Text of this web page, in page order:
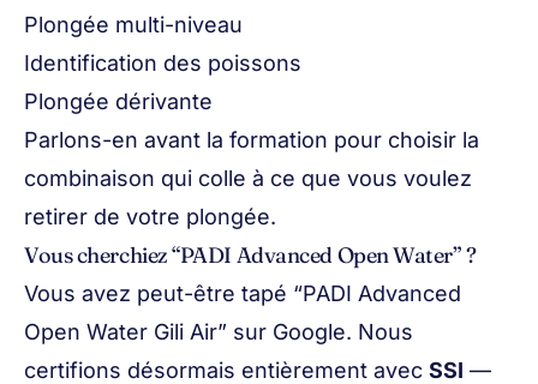
Plongée multi-niveau
Identification des poissons
Plongée dérivante
Parlons-en avant la formation pour choisir la
combinaison qui colle à ce que vous voulez
retirer de votre plongée.
Vous cherchiez “PADI Advanced Open Water” ?
Vous avez peut-être tapé “PADI Advanced
Open Water Gili Air” sur Google. Nous
certifions désormais entièrement avec SSI —